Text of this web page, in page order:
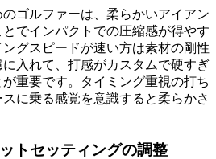
ゴルファーは、柔らかいアイアン
でインパクトでの圧縮感が得やす
グスピードが速い方は素材の剛性
入れて、打感がカスタムで硬すぎ
重要です。タイミング重視の打ち
に乗る感覚を意識すると柔らかさ
トセッティングの調整